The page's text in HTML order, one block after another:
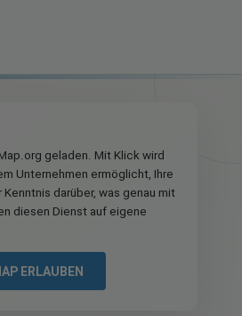
geladen. Mit Klick wird
Unternehmen ermöglicht, Ihre
darüber, was genau mit
diesen Dienst auf eigene
ERLAUBEN